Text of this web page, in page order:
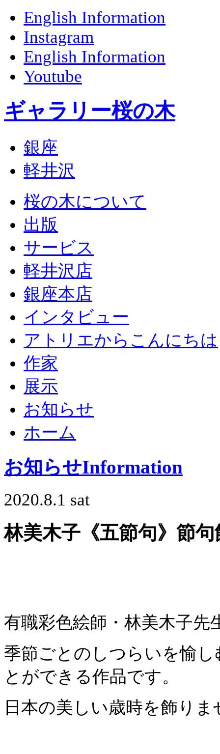
English Information
Instagram
English Information
Youtube
ギャラリー桜の木
銀座
軽井沢
桜の木について
出版
サービス
軽井沢店
銀座本店
インタビュー
アトリエからこんにちは
作家
展示
お知らせ
ホーム
お知らせInformation
2020.8.1 sat
林美木子《五節句》節
有職彩色絵師・林美木子
季節ごとのしつらいを愉
とができる作品です。
日本の美しい歳時を飾りま